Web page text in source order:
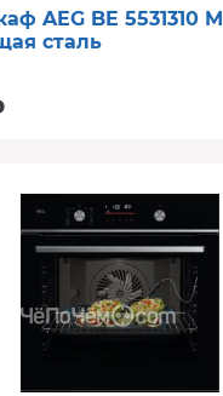
AEG BE 5531310 M
сталь